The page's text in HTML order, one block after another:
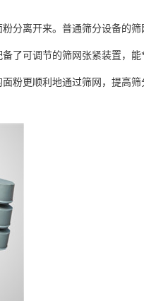
分离开来。普通筛分设备的筛
了可调节的筛网张紧装置，
粉更顺利地通过筛网，提高筛